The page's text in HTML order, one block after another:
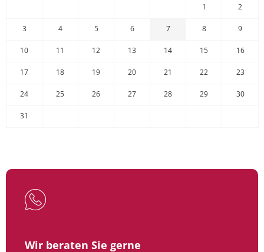
1 2
3 4 5 6 7 8 9
10 11 12 13 14 15 16
17 18 19 20 21 22 23
24 25 26 27 28 29 30
31
Wir beraten Sie gerne